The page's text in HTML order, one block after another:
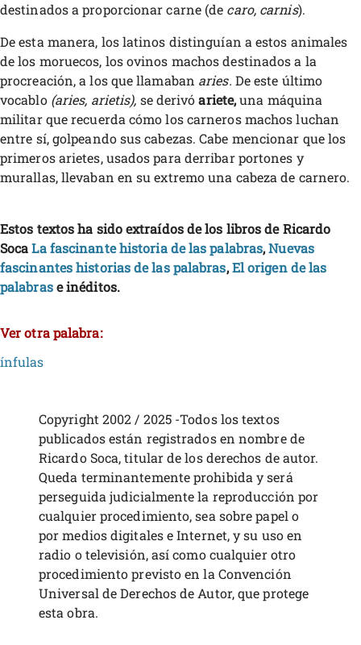
destinados a proporcionar carne (de caro, carnis).
De esta manera, los latinos distinguían a estos animales
de los moruecos, los ovinos machos destinados a la
procreación, a los que llamaban aries. De este último
vocablo (aries, arietis), se derivóariete,una máquina
militar que recuerda cómo los carneros machos luchan
entre sí, golpeando sus cabezas. Cabe mencionar que los
primeros arietes, usados para derribar portones y
murallas, llevaban en su extremo una cabeza de carnero.
Estos textos ha sido extraídos de los libros de Ricardo
SocaLa fascinante historia de las palabras,Nuevas
fascinantes historias de las palabras,El origen de las
palabrase inéditos.
Ver otra palabra:
ínfulas
Copyright 2002 / 2025 -Todos los textos
publicados están registrados en nombre de
Ricardo Soca, titular de los derechos de autor.
Queda terminantemente prohibida y será
perseguida judicialmente la reproducción por
cualquier procedimiento, sea sobre papel o
por medios digitales e Internet, y su uso en
radio o televisión, así como cualquier otro
procedimiento previsto en la Convención
Universal de Derechos de Autor, que protege
esta obra.